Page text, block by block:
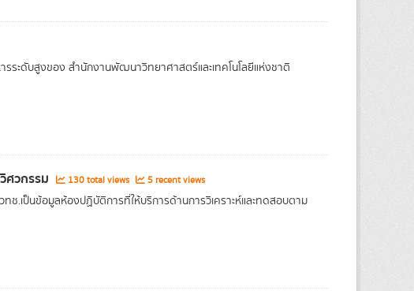
ระดับสูงของ สำนักงานพัฒนาวิทยาศาสตร์และเทคโนโลยีแห่งชาติ
ศวกรรม 130 total views 5 recent views
.เป็นข้อมูลห้องปฏิบัติการที่ให้บริการด้านการวิเคราะห์และทดสอบตาม